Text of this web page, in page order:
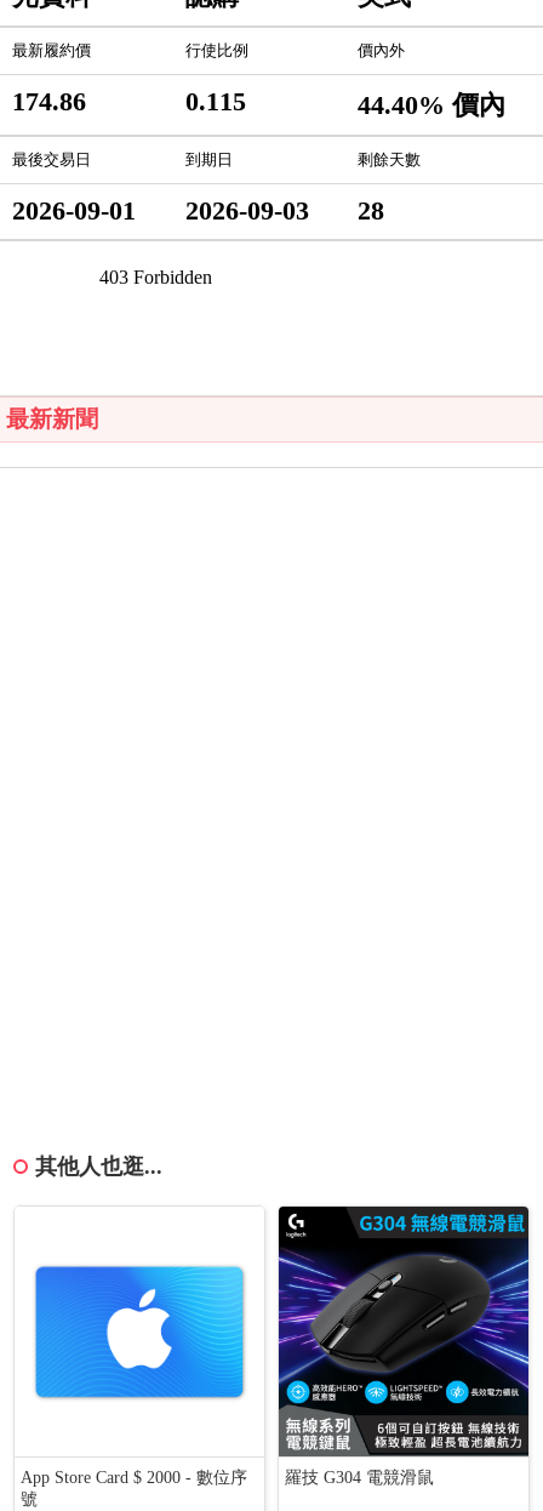
最新履約價 行使比例 價內外
174.86 0.115 44.40% 價內
最後交易日 到期日 剩餘天數
2026-09-01 2026-09-03 28
最新新聞
其他人也逛...
App Store Card $ 2000 - 數位序
號
羅技 G304 電競滑鼠